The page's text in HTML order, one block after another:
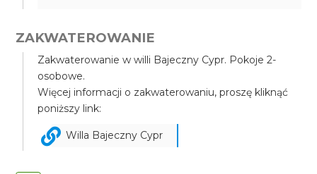
ZAKWATEROWANIE
Zakwaterowanie w willi Bajeczny Cypr. Pokoje 2-
osobowe.
Więcej informacji o zakwaterowaniu, proszę kliknąć
poniższy link:
Willa Bajeczny Cypr